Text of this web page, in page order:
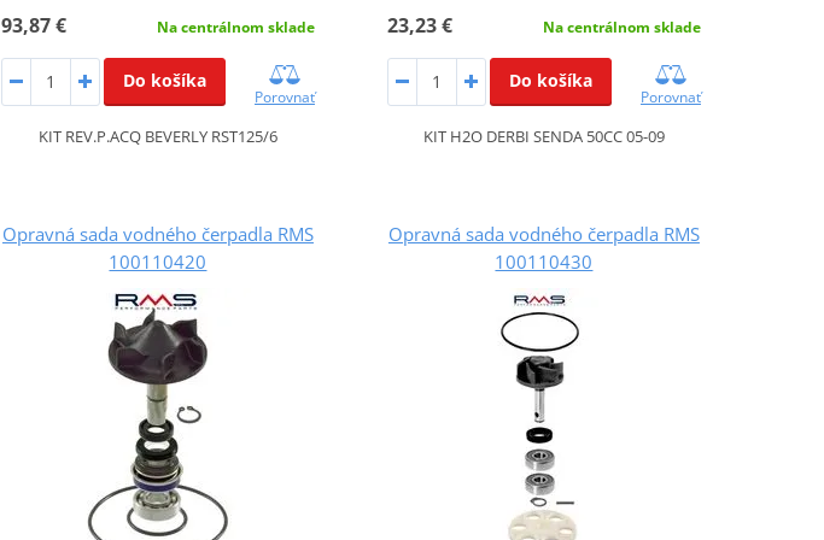
93,87 € Na centrálnom sklade
Do košíka
Porovnať
KIT REV.P.ACQ BEVERLY RST125/6
23,23 € Na centrálnom sklade
Do košíka
Porovnať
KIT H2O DERBI SENDA 50CC 05-09
Opravná sada vodného čerpadla RMS
100110420
Opravná sada vodného čerpadla RMS
100110430